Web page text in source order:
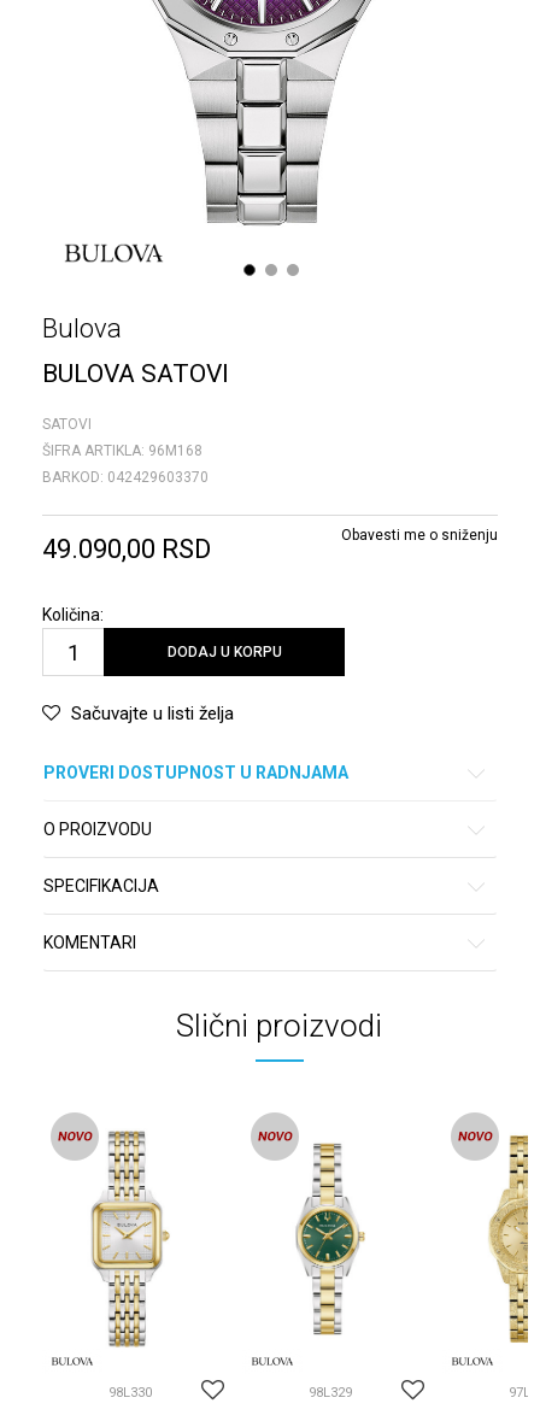
1 2 3
Bulova
BULOVA SATOVI
SATOVI
ŠIFRA ARTIKLA: 96M168
BARKOD: 042429603370
49.090,00 RSD Obavesti me o sniženju
Količina:
DODAJ U KORPU
Sačuvajte u listi želja
PROVERI DOSTUPNOST U RADNJAMA
O PROIZVODU
SPECIFIKACIJA
KOMENTARI
Slični proizvodi
98L330 98L329